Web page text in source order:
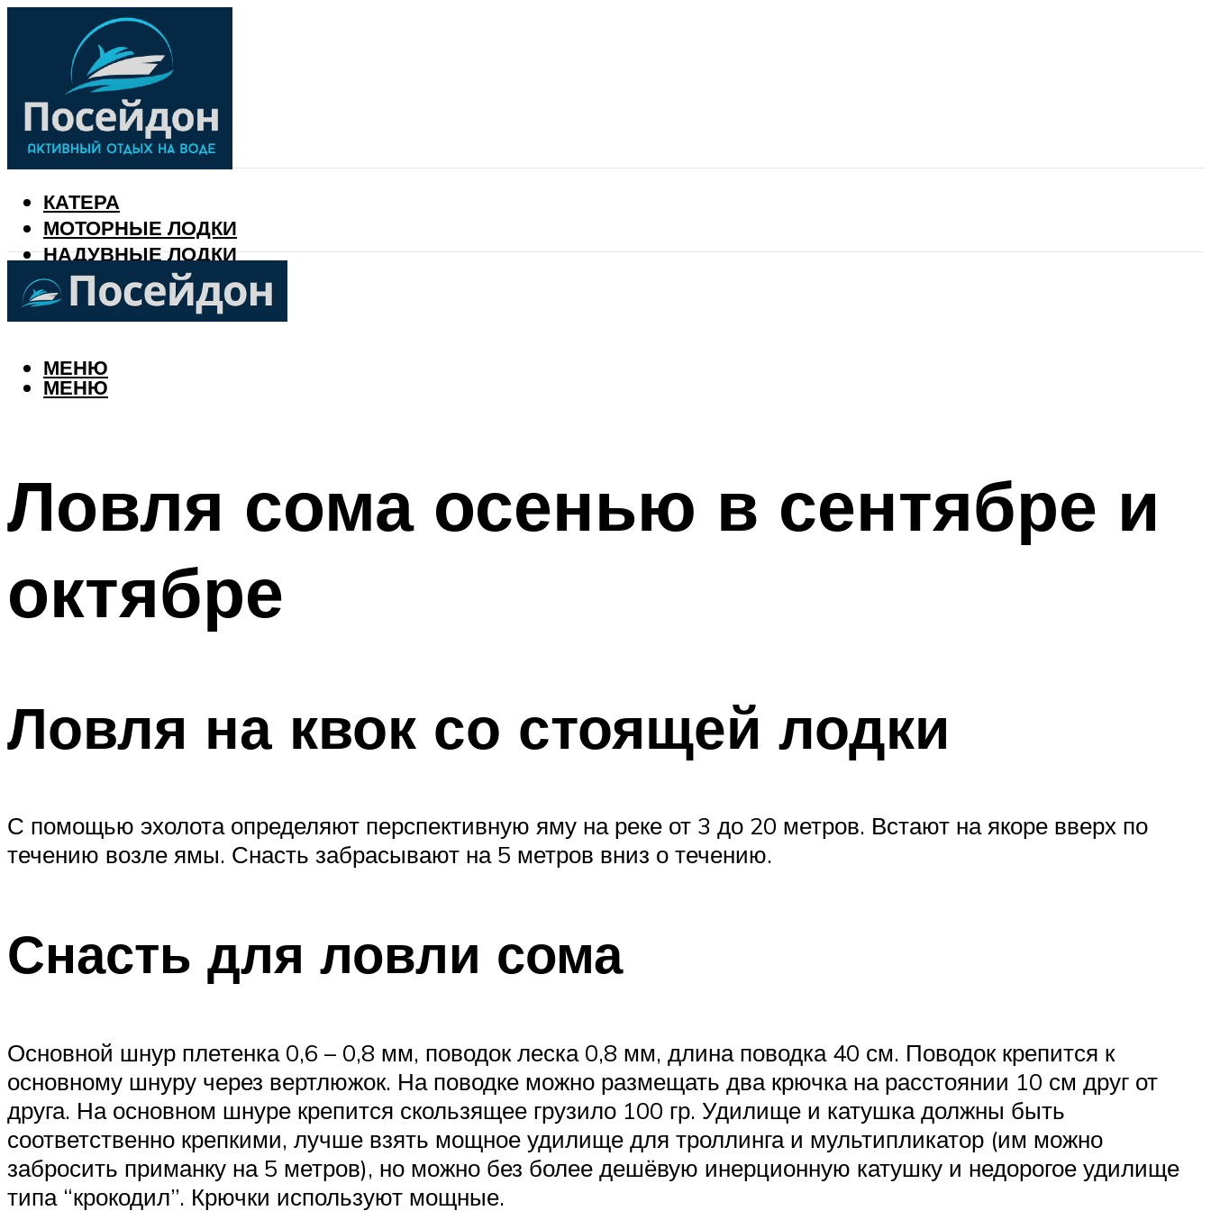
КАТЕРА
МОТОРНЫЕ ЛОДКИ
НАДУВНЫЕ ЛОДКИ
РЫБАЛКА
КАЛЕНДАРЬ РЫБАКА
МЕНЮ
МЕНЮ
Ловля сома осенью в сентябре и
октябре
Ловля на квок со стоящей лодки
С помощью эхолота определяют перспективную яму на реке от 3 до 20 метров. Встают на якоре вверх по
течению возле ямы. Снасть забрасывают на 5 метров вниз о течению.
Снасть для ловли сома
Основной шнур плетенка 0,6 – 0,8 мм, поводок леска 0,8 мм, длина поводка 40 см. Поводок крепится к
основному шнуру через вертлюжок. На поводке можно размещать два крючка на расстоянии 10 см друг от
друга. На основном шнуре крепится скользящее грузило 100 гр. Удилище и катушка должны быть
соответственно крепкими, лучше взять мощное удилище для троллинга и мультипликатор (им можно
забросить приманку на 5 метров), но можно без более дешёвую инерционную катушку и недорогое удилище
типа “крокодил”. Крючки используют мощные.